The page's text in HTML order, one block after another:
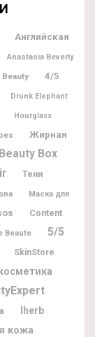
Английская
Anastasia Beverly
Beauty
4/5
Drunk Elephant
Hourglass
Жирная
Beauty Box
Тени
Маска для
Content
Beaute 5/5
SkinStore
Iherb
кожа